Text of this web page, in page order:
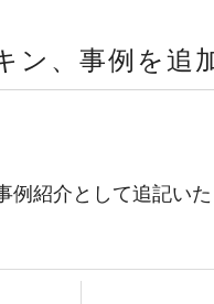
、事例を追
例紹介として追記いた